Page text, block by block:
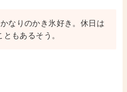
なりのかき氷好き。休日は
もあるそう。